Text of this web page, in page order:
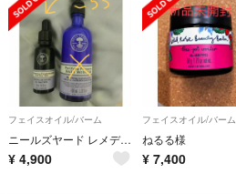
フェイスオイル/バーム
ニールズヤード レメディーズ フランキンセンス フェイシャルオイル
¥ 4,900
フェイスオイル/バーム
ねるる様
¥ 7,400